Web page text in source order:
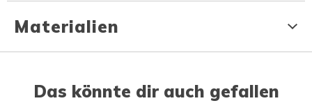
Materialien
Das könnte dir auch gefallen